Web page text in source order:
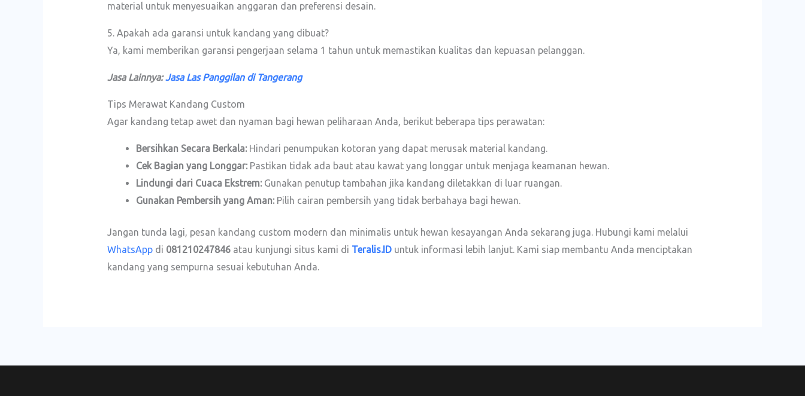
material untuk menyesuaikan anggaran dan preferensi desain.
5. Apakah ada garansi untuk kandang yang dibuat?
Ya, kami memberikan garansi pengerjaan selama 1 tahun untuk memastikan kualitas dan kepuasan pelanggan.
Jasa Lainnya:Jasa Las Panggilan di Tangerang
Tips Merawat Kandang Custom
Agar kandang tetap awet dan nyaman bagi hewan peliharaan Anda, berikut beberapa tips perawatan:
Bersihkan Secara Berkala:Hindari penumpukan kotoran yang dapat merusak material kandang.
Cek Bagian yang Longgar:Pastikan tidak ada baut atau kawat yang longgar untuk menjaga keamanan hewan.
Lindungi dari Cuaca Ekstrem:Gunakan penutup tambahan jika kandang diletakkan di luar ruangan.
Gunakan Pembersih yang Aman:Pilih cairan pembersih yang tidak berbahaya bagi hewan.
Jangan tunda lagi, pesan kandang custom modern dan minimalis untuk hewan kesayangan Anda sekarang juga. Hubungi kami melalui
WhatsAppdi 081210247846atau kunjungi situs kami di Teralis.IDuntuk informasi lebih lanjut. Kami siap membantu Anda menciptakan
kandang yang sempurna sesuai kebutuhan Anda.